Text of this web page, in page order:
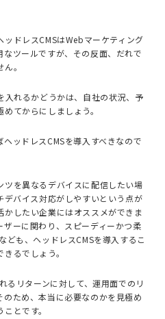
ッドレスCMSはWebマーケティング
ツールですが、その反面、だれで
。
入れるかどうかは、自社の状況、予
てからにしましょう。
ヘッドレスCMSを導入すべきなので
ツを異なるデバイスに配信したい場
デバイス対応がしやすいという点が
したい企業にはオススメができま
ーに関わり、スピーディーかつ柔
ども、ヘッドレスCMSを導入するこ
るでしょう。
るリターンに対して、運用面でのリ
ため、本当に必要なのかを見極め
とです。